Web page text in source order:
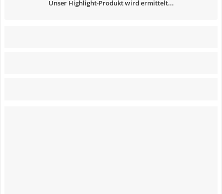
Unser Highlight-Produkt wird ermittelt...